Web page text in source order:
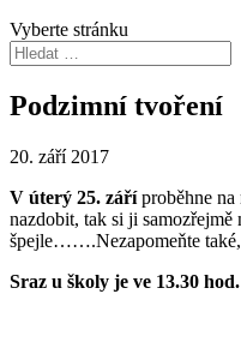
Vyberte stránku
Podzimní tvoření
20. září 2017
V úterý 25. záříproběhne na
nazdobit, tak si ji
špejle…….Nezapomeňte také,
Sraz u školy je ve 13.30 hod.